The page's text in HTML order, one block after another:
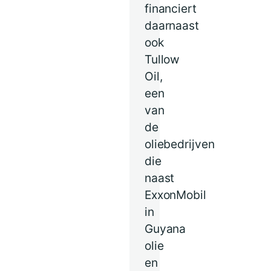
financiert
daarnaast
ook
Tullow
Oil,
een
van
de
oliebedrijven
die
naast
ExxonMobil
in
Guyana
olie
en